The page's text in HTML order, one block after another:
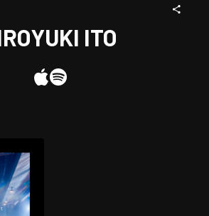
ITO